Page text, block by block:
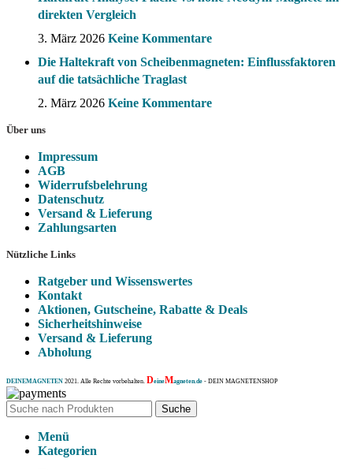
direkten Vergleich
3. März 2026 Keine Kommentare
Die Haltekraft von Scheibenmagneten: Einflussfaktoren
auf die tatsächliche Traglast
2. März 2026 Keine Kommentare
Über uns
Impressum
AGB
Widerrufsbelehrung
Datenschutz
Versand & Lieferung
Zahlungsarten
Nützliche Links
Ratgeber und Wissenswertes
Kontakt
Aktionen, Gutscheine, Rabatte & Deals
Sicherheitshinweise
Versand & Lieferung
Abholung
DEINEMAGNETEN 2021. Alle Rechte vorbehalten. DeineMagneten.de - DEIN MAGNETENSHOP
Suche
Menü
Kategorien